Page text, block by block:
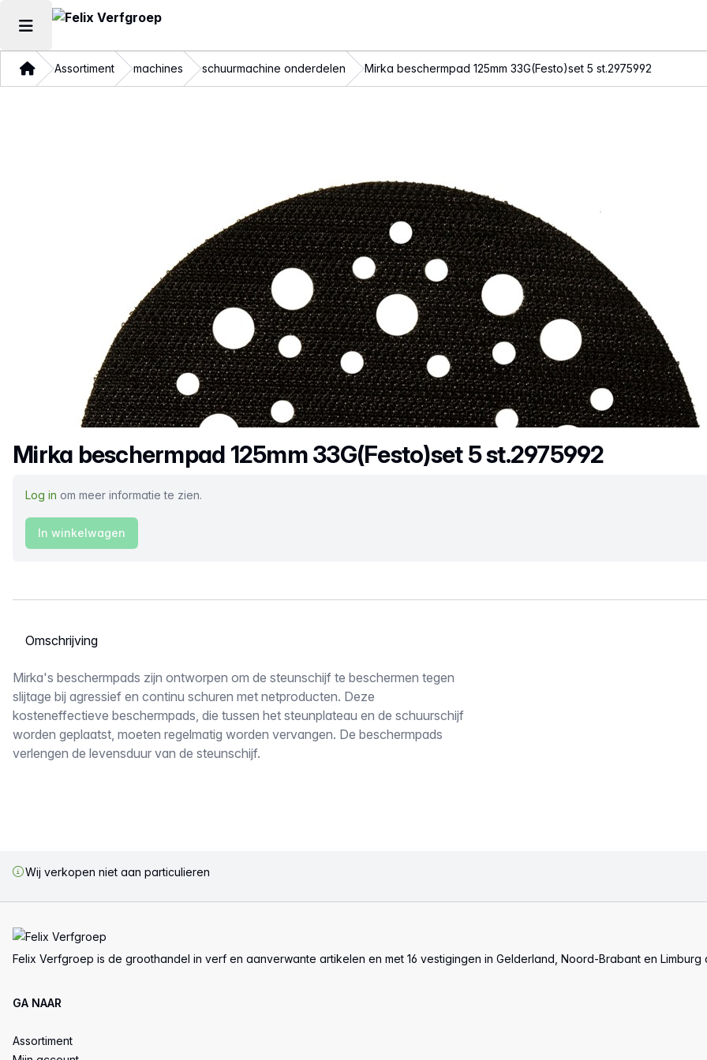
Hoofdmenu openen
ThuisAssortiment machines schuurmachine onderdelen Mirka beschermpad 125mm 33G(Festo)set 5 st.2975992
Productnaam
Mirka beschermpad 125mm 33G(Festo)set 5 st.2975992
Log in om meer informatie te zien.
In winkelwagen
Selecteer een tabblad
Omschrijving
Mirka's beschermpads zijn ontworpen om de steunschijf te beschermen tegen
slijtage bij agressief en continu schuren met netproducten. Deze
kosteneffectieve beschermpads, die tussen het steunplateau en de schuurschijf
worden geplaatst, moeten regelmatig worden vervangen. De beschermpads
verlengen de levensduur van de steunschijf.
Wij verkopen niet aan particulieren
Felix Verfgroep is de groothandel in verf en aanverwante artikelen en met 16 vestigingen in Gelderland, Noord-Brabant en Limburg
GA NAAR
Assortiment